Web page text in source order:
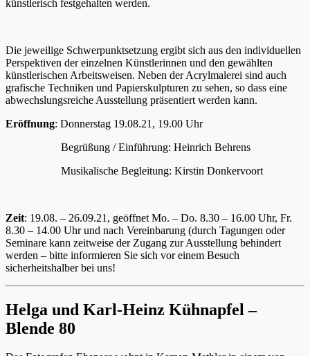
künstlerisch festgehalten werden.
Die jeweilige Schwerpunktsetzung ergibt sich aus den individuellen
Perspektiven der einzelnen Künstlerinnen und den gewählten
künstlerischen Arbeitsweisen. Neben der Acrylmalerei sind auch
grafische Techniken und Papierskulpturen zu sehen, so dass eine
abwechslungsreiche Ausstellung präsentiert werden kann.
Eröffnung: Donnerstag 19.08.21, 19.00 Uhr
Begrüßung / Einführung: Heinrich Behrens
Musikalische Begleitung: Kirstin Donkervoort
Zeit: 19.08. – 26.09.21, geöffnet Mo. – Do. 8.30 – 16.00 Uhr, Fr.
8.30 – 14.00 Uhr und nach Vereinbarung (durch Tagungen oder
Seminare kann zeitweise der Zugang zur Ausstellung behindert
werden – bitte informieren Sie sich vor einem Besuch
sicherheitshalber bei uns!
Helga und Karl-Heinz Kühnapfel –
Blende 80